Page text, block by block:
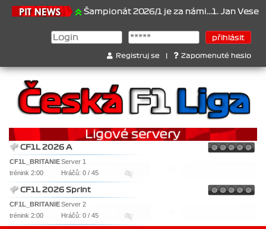
Šampionát 2026/1 je za námi...1. Jan Veselý , 2.
Registruj se Zapomenuté heslo
CF1L 2026 A
CF1L_BRITANIEServer 1
trénink 2:00
Hráčů: 0 / 45
CF1L 2026 Sprint
CF1L_BRITANIEServer 2
trénink 2:00
Hráčů: 0 / 45